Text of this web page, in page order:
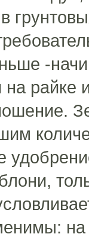
в
-
на райке
на